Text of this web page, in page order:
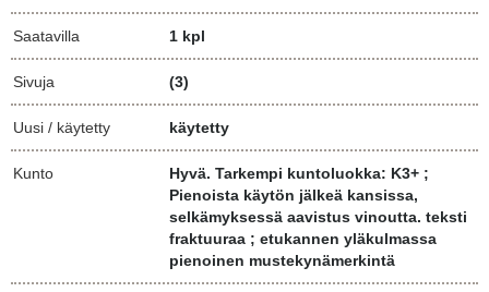
Saatavilla 1 kpl
Sivuja (3)
Uusi / käytetty käytetty
Kunto
Hyvä. Tarkempi kuntoluokka: K3+ ;
Pienoista käytön jälkeä kansissa,
selkämyksessä aavistus vinoutta. teksti
fraktuuraa ; etukannen yläkulmassa
pienoinen mustekynämerkintä